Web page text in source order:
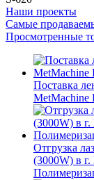
Наши проекты
Самые
Просмотренные
Поставка
MetMachine
Отгрузка
(3000W) в